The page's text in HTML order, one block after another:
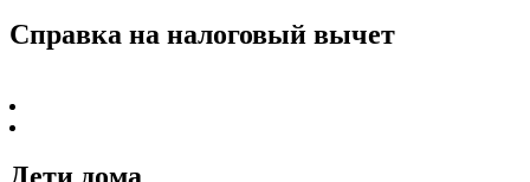
Справка на налоговый вычет